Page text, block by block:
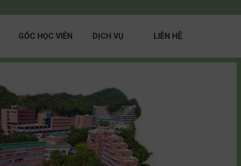
GÓC HỌC VIÊN DỊCH VỤ LIÊN HỆ